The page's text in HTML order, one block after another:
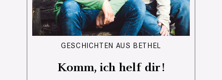
GESCHICHTEN AUS BETHEL
Komm, ich helf dir!